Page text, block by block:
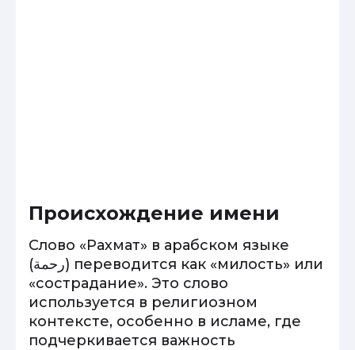
Происхождение имени
Слово «Рахмат» в арабском языке
(رحمة) переводится как «милость» или
«сострадание». Это слово
используется в религиозном
контексте, особенно в исламе, где
подчеркивается важность